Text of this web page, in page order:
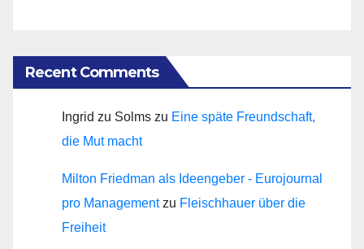
Recent Comments
Ingrid zu Solms zu Eine späte Freundschaft,
die Mut macht
Milton Friedman als Ideengeber - Eurojournal
pro Managementzu Fleischhauer über die
Freiheit